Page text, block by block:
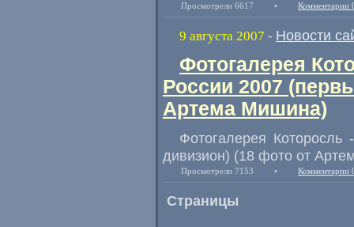
Просмотрели 6617 • Комментарии
9 августа 2007 - Новости
Фотогалерея
России 2007
Артема Мишина)
Фотогалерея
дивизион) (18 фото от
Просмотрели 7153 • Комментарии
Страницы